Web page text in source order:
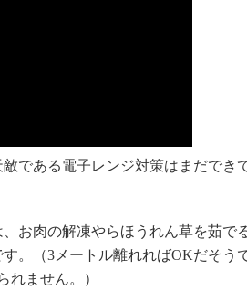
である電子レンジ対策はまだでき
お肉の解凍やらほうれん草を茹で
。（3メートル離れればOKだそう
れません。）